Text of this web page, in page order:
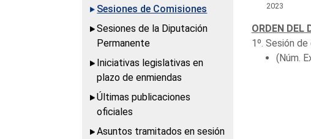
Sesiones de Comisiones
Sesiones de la Diputación
Permanente
Iniciativas legislativas en
plazo de enmiendas
Últimas publicaciones
oficiales
Asuntos tramitados en sesión
2023
ORDEN DEL
1º. Sesión
(Núm.